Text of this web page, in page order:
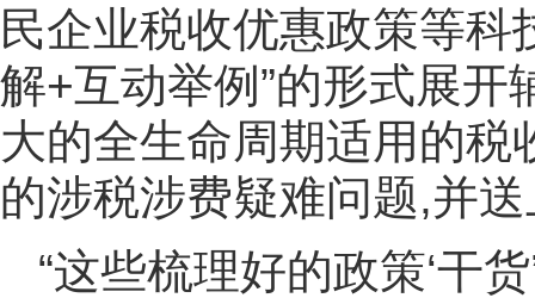
民企业税收优惠政策等科
解+互动举例”的形式展
大的全生命周期适用的
的涉税涉费疑难问题,并
“这些梳理好的政策‘干